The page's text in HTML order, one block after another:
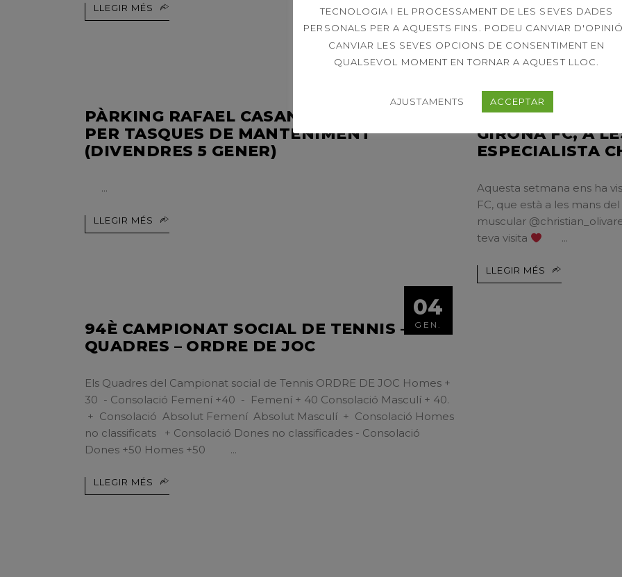
LLEGIR MÉS LLEGIR MÉS
04
PÀRKING RAFAEL CASANOVAS TANCAT
PER TASQUES DE MANTENIMENT
(DIVENDRES 5 GENER)
LLEGIR MÉS
ERIC GARCIA,
GIRONA FC, A
ESPECIALISTA
Aquesta setmana ens ha
FC, que està a les mans
muscular
teva visita
LLEGIR MÉS
04
GEN.
94È CAMPIONAT SOCIAL DE TENNIS –
QUADRES – ORDRE DE JOC
Els Quadres del Campionat social de Tennis ORDRE DE JOC Homes +
30 - Consolació Femení +40 - Femení + 40 Consolació Masculí + 40.
+ Consolació Absolut Femení Absolut Masculí + Consolació Homes
no classificats + Consolació Dones no classificades - Consolació
Dones +50 Homes +50
LLEGIR MÉS
TECNOLOGIA I EL PROCESSAMENT DE LES SEVES DADES
PERSONALS PER A AQUESTS FINS. PODEU CANVIAR
CANVIAR LES SEVES OPCIONS DE CONSENTIMENT EN
QUALSEVOL MOMENT EN TORNAR A AQUEST LLOC.
AJUSTAMENTS ACCEPTAR